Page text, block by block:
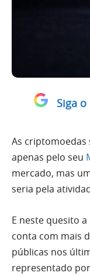
Siga
As criptomoedas
apenas pelo seu
mercado, mas
seria pela
E neste quesito
conta com mais
públicas nos
representado